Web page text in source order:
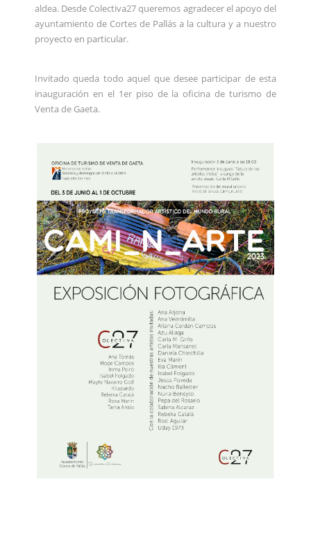
aldea. Desde Colectiva27 queremos agradecer el apoyo del
ayuntamiento de Cortes de Pallás a la cultura y a nuestro
proyecto en particular.
Invitado queda todo aquel que desee participar de esta
inauguración en el 1er piso de la oficina de turismo de
Venta de Gaeta.